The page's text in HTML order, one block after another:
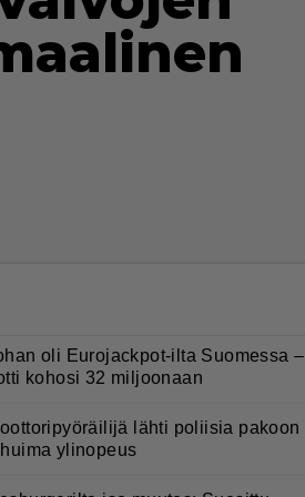
oli Eurojackpot-ilta Suomessa –
kohosi 32 miljoonaan
lähti poliisia pakoon
ylinopeus